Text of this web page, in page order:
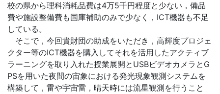
校の県から理科消耗品費は4万5千円程度と少ない，備品
費や施設整備費も国庫補助のみで少なく，ICT機器も不足
している。
そこで，今回貴財団の助成をいただき，高輝度プロジェ
クター等のICT機器を購入してそれを活用したアクティブ
ラーニングを取り入れた授業展開とUSBビデオカメラとG
PSを用いた夜間の宙象における発光現象観測システムを
構築して，雷や宇宙雷，晴天時には流星観測を行うこと